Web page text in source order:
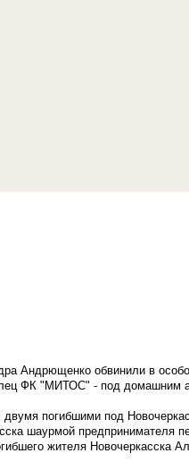
Андрющенко обвинили в
ФК "МИТОС" - под домашним
погибшими под
шаурмой предпринимателя
жителя Новочеркасска